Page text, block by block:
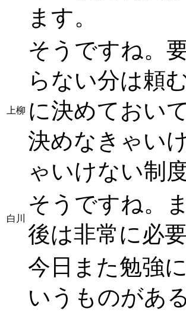
ます。
上柳
そうですね。
らない分は頼
に決めておい
決めなきゃい
ゃいけない制
白川
そうですね。
後は非常に必
今日また勉強
いうものがあ